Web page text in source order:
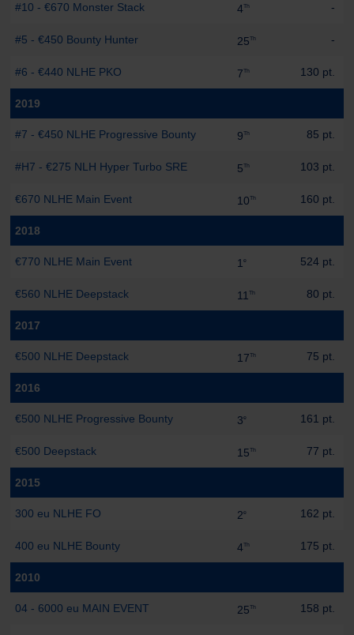
#10 - €670 Monster Stack 4Th -
#5 - €450 Bounty Hunter 25Th -
#6 - €440 NLHE PKO 7Th 130 pt.
2019
#7 - €450 NLHE Progressive Bounty 9Th 85 pt.
#H7 - €275 NLH Hyper Turbo SRE 5Th 103 pt.
€670 NLHE Main Event 10Th 160 pt.
2018
€770 NLHE Main Event 1e 524 pt.
€560 NLHE Deepstack 11Th 80 pt.
2017
€500 NLHE Deepstack 17Th 75 pt.
2016
€500 NLHE Progressive Bounty 3e 161 pt.
€500 Deepstack 15Th 77 pt.
2015
300 eu NLHE FO 2e 162 pt.
400 eu NLHE Bounty 4Th 175 pt.
2010
04 - 6000 eu MAIN EVENT 25Th 158 pt.